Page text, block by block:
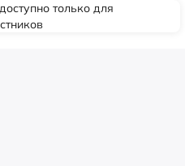
только для